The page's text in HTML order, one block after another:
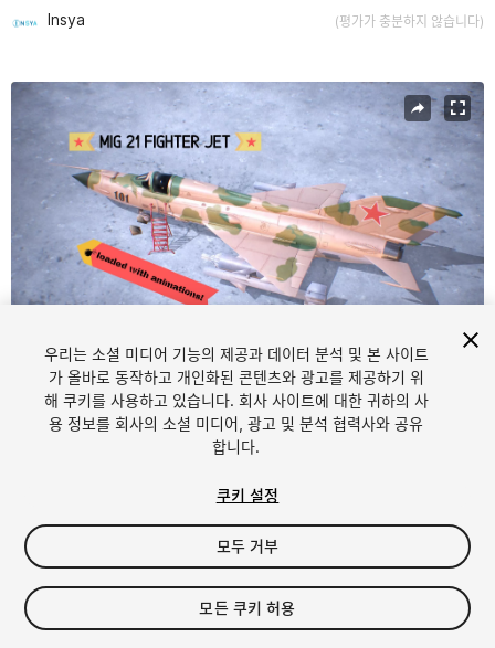
Insya (평가가 충분하지 않습니다)
현재 슬라이드: 1 / 14
1/14
$59.99
세금/부가세는 결제 시 반영됩니다.
우리는 소셜 미디어 기능의 제공과 데이터 분석 및 본 사이트
가 올바로 동작하고 개인화된 콘텐츠와 광고를 제공하기 위
해 쿠키를 사용하고 있습니다. 회사 사이트에 대한 귀하의 사
용 정보를 회사의 소셜 미디어, 광고 및 분석 협력사와 공유
합니다.
쿠키 설정
모두 거부
모든 쿠키 허용